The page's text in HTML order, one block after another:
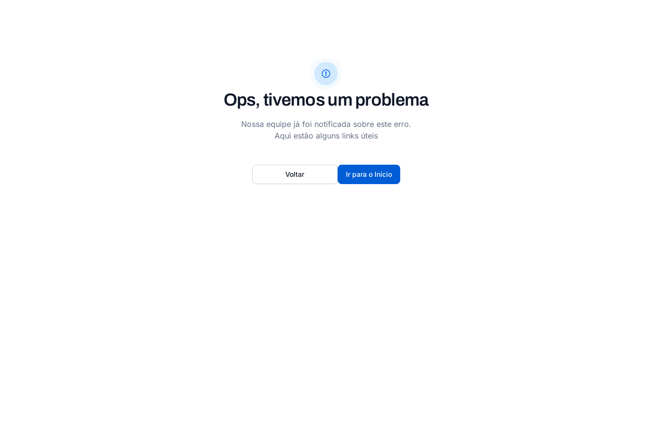
Ops, tivemos um problema
Nossa equipe já foi notificada sobre este erro.
Aqui estão alguns links úteis
Ir para o Início
Voltar